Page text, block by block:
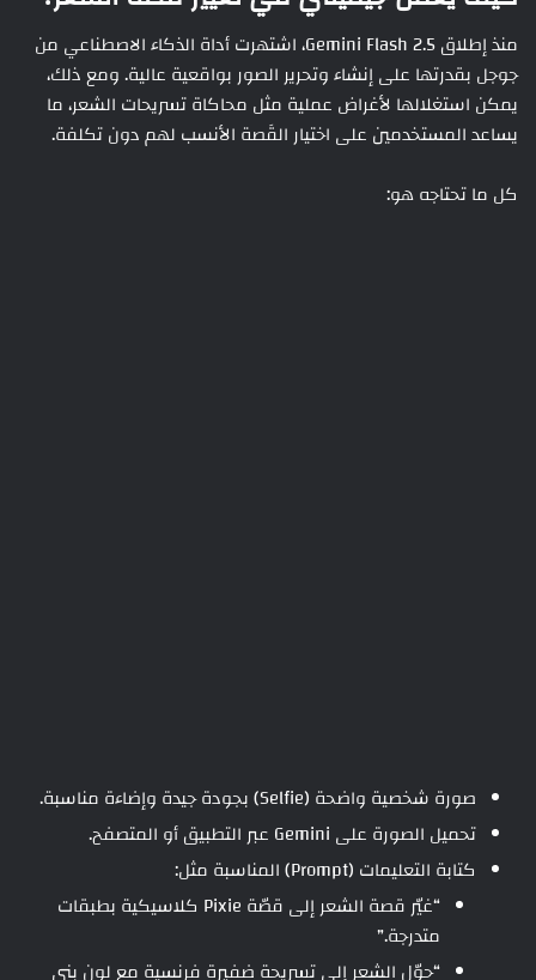
منذ إطلاق Gemini Flash 2.5، اشتهرت أداة الذكاء الاصطناعي من
جوجل بقدرتها على إنشاء وتحرير الصور بواقعية عالية. ومع ذلك،
يمكن استغلالها لأغراض عملية مثل محاكاة تسريحات الشعر، ما
يساعد المستخدمين على اختيار القَصة الأنسب لهم دون تكلفة.
كل ما تحتاجه هو:
صورة شخصية واضحة (Selfie) بجودة جيدة وإضاءة مناسبة.
تحميل الصورة على Gemini عبر التطبيق أو المتصفح.
كتابة التعليمات (Prompt) المناسبة مثل:
“غيّر قصة الشعر إلى قصّة Pixie كلاسيكية بطبقات
متدرجة.”
“حوّل الشعر إلى تسريحة ضفيرة فرنسية مع لون بني